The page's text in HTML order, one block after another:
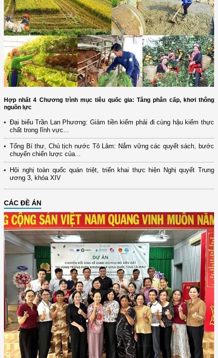
Hợp nhất 4 Chương trình mục tiêu quốc gia: Tăng phân cấp, khơi thông
nguồn lực
Đại biểu Trần Lan Phương: Giảm tiền kiểm phải đi cùng hậu kiểm thực
chất trong lĩnh vực...
Tổng Bí thư, Chủ tịch nước Tô Lâm: Nắm vững các quyết sách, bước
chuyển chiến lược của...
Hội nghị toàn quốc quán triệt, triển khai thực hiện Nghị quyết Trung
ương 3, khóa XIV
CÁC ĐỀ ÁN